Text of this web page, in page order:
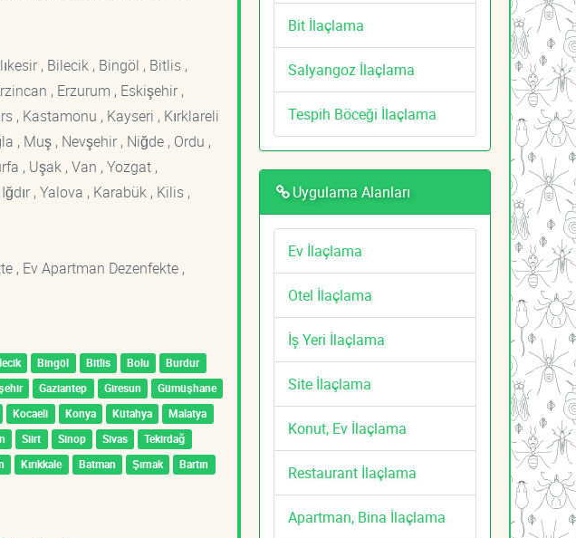
, Bilecik , Bingöl , Bitlis ,
, Erzurum , Eskişehir ,
, Kastamonu , Kayseri , Kırklareli
, Muş , Nevşehir , Niğde , Ordu ,
, Uşak , Van , Yozgat ,
, Yalova , Karabük , Kilis ,
, Ev Apartman Dezenfekte ,
Bingöl Bitlis Bolu
Burdur
Gaziantep Giresun
Gümüşhane
Kocaeli Konya Kütahya
Malatya
Siirt Sinop Sivas
Tekirdağ
Kırıkkale Batman Şırnak
Bartın
Bit İlaçlama
Salyangoz İlaçlama
Tespih Böceği İlaçlama
Uygulama Alanları
Ev İlaçlama
Otel İlaçlama
İş Yeri İlaçlama
Site İlaçlama
Konut, Ev İlaçlama
Restaurant İlaçlama
Apartman, Bina İlaçlama